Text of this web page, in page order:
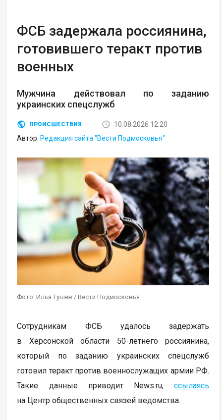
ФСБ задержала россиянина,
готовившего теракт против
военных
Мужчина действовал по заданию
украинских спецслужб
ПРОИСШЕСТВИЯ
10.08.2026 12:20
Автор:Редакция сайта "Вести Подмосковья"
Фото: Илья Тушев / Вести Подмосковья
Сотрудникам ФСБ удалось задержать
в Херсонской области 50-летнего россиянина,
который по заданию украинских спецслужб
готовил теракт против военнослужащих армии РФ.
Такие данные приводит News.ru,ссылаясь
на Центр общественных связей ведомства.